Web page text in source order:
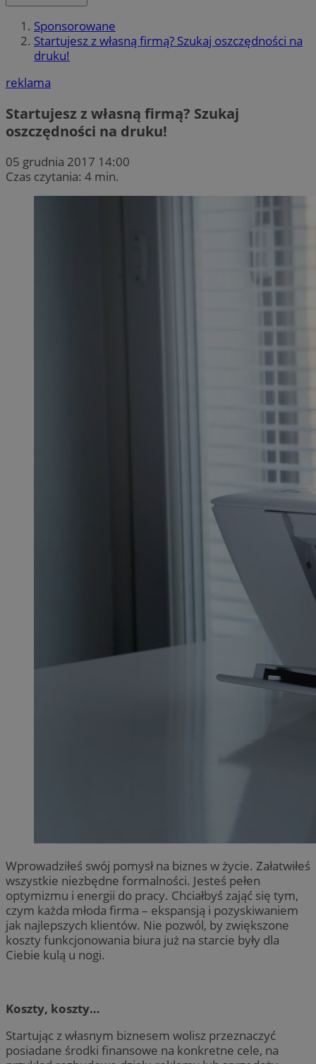
Sponsorowane
Startujesz z własną firmą? Szukaj oszczędności na
druku!
reklama
Startujesz z własną firmą? Szukaj
oszczędności na druku!
05 grudnia 2017 14:00
Czas czytania: 4 min.
Wprowadziłeś swój pomysł na biznes w życie. Załatwiłeś
wszystkie niezbędne formalności. Jesteś pełen
optymizmu i energii do pracy. Chciałbyś zająć się tym,
czym każda młoda firma – ekspansją i pozyskiwaniem
jak najlepszych klientów. Nie pozwól, by zwiększone
koszty funkcjonowania biura już na starcie były dla
Ciebie kulą u nogi.
Koszty, koszty…
Startując z własnym biznesem wolisz przeznaczyć
posiadane środki finansowe na konkretne cele, na